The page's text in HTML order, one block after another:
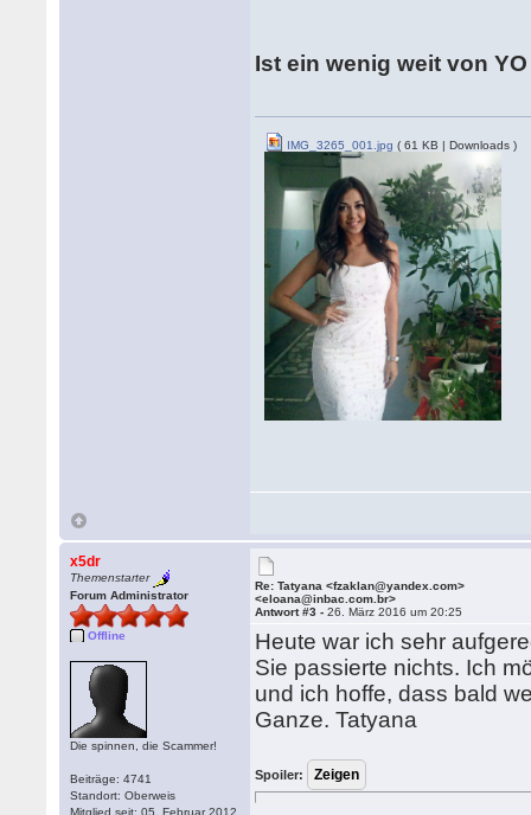
Ist ein wenig weit von
IMG_3265_001.jpg ( 61 KB | Downloads )
x5dr
Themenstarter
Forum Administrator
Offline
Die spinnen, die Scammer!
Beiträge: 4741
Standort: Oberweis
Mitglied seit: 05. Februar 2012
Re: Tatyana <fzaklan@yandex.com>
<eloana@inbac.com.br>
Antwort #3 -26. März 2016 um 20:25
Heute war ich sehr
Sie passierte nichts. Ich
und ich hoffe, dass bald
Ganze. Tatyana
Spoiler: